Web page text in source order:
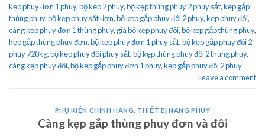
kẹp phuy đơn 1 phuy,bộ kẹp 2 phuy,bộ kẹp thùng phuy 2 phuy sắt,kẹp gắp
thùng phuy,bộ kẹp phuy sắt đơn,bộ kẹp gắp phuy đôi 2 phuy,kẹp phuy đôi,
càng kẹp phuy đơn 1 thùng phuy, giá bộ kẹp phuy đôi,bộ kẹp gắp thùng phuy,
kẹp gắp thùng phuy đơn,bộ kẹp phuy đơn 1 phuy sắt,bộ kẹp gắp phuy đôi 2
phuy 720kg,bộ kẹp phuy đôi phuy sắt,bộ kẹp thùng phuy đôi 2 thùng phuy,
càng kẹp phuy đôi,bộ kẹp gắp phuy đơn 1 phuy,kẹp gắp phuy đôi 2 phuy
Leave a comment
PHỤ KIỆN CHÍNH HÃNG THIẾT BỊ NÂNG PHUY
Càng kẹp gắp thùng phuy đơn và đôi